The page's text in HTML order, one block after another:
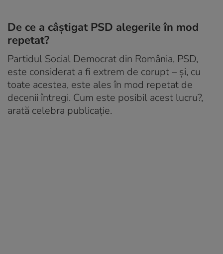
De ce a câștigat PSD alegerile în mod
repetat?
Partidul Social Democrat din România, PSD,
este considerat a fi extrem de corupt – și, cu
toate acestea, este ales în mod repetat de
decenii întregi. Cum este posibil acest lucru?,
arată celebra publicație.